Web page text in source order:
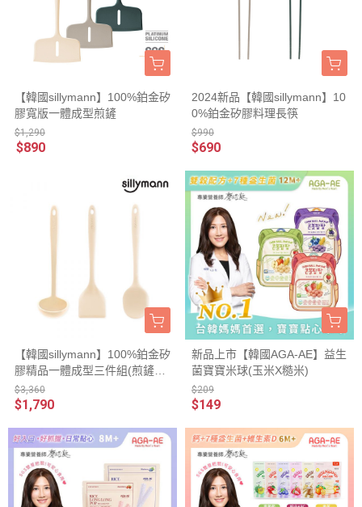
【韓國sillymann】100%鉑金矽
膠寬版一體成型煎鏟
$1,290
$890
2024新品【韓國sillymann】10
0%鉑金矽膠料理長筷
$990
$690
【韓國sillymann】100%鉑金矽
膠精品一體成型三件組(煎鏟
+拌炒勺+湯勺)(奶油白)
$3,360
$1,790
新品上市【韓國AGA-AE】益生
菌寶寶米球(玉米X糙米)
$209
$149